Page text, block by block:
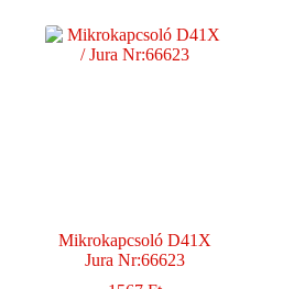
van.
A
Mikrokapcsoló D41X
Jura Nr:66623